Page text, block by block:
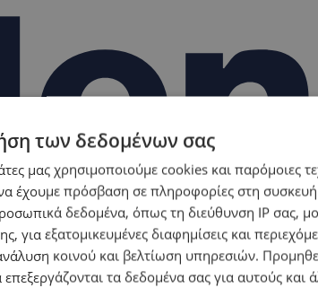
των δεδομένων σας
μας χρησιμοποιούμε cookies και παρόμοιες
έχουμε πρόσβαση σε πληροφορίες στη
δεδομένα, όπως τη διεύθυνση IP σας,
για εξατομικευμένες διαφημίσεις και
κοινού και βελτίωση υπηρεσιών.
επεξεργάζονται τα δεδομένα σας για αυτούς και